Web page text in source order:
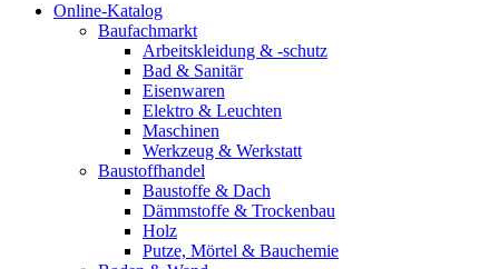
Online-Katalog
Baufachmarkt
Arbeitskleidung & -schutz
Bad & Sanitär
Eisenwaren
Elektro & Leuchten
Maschinen
Werkzeug & Werkstatt
Baustoffhandel
Baustoffe & Dach
Dämmstoffe & Trockenbau
Holz
Putze, Mörtel & Bauchemie